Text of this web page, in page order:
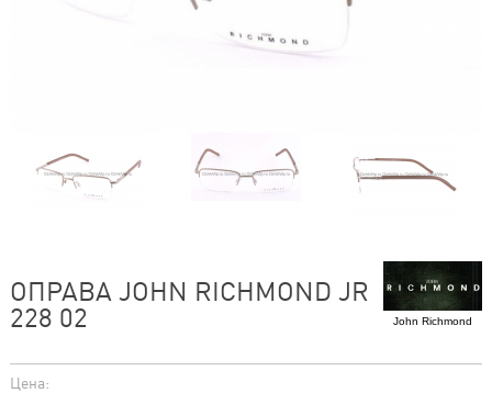
John Richmond
ОПРАВА JOHN RICHMOND JR
228 02
Цена: